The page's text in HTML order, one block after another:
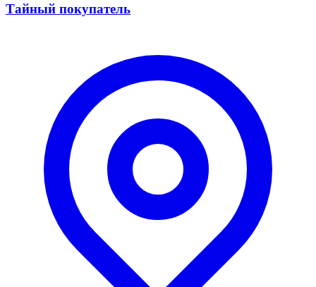
Тайный покупатель